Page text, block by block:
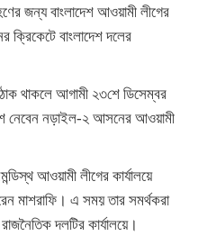
জন্য বাংলাদেশ আওয়ামী লীগের
বাংলাদেশ দলের
থাকলে আগামী ২৩শে ডিসেম্বর
নেবেন নড়াইল-২ আসনের আওয়ামী
আওয়ামী লীগের কার্যালয়ে
মাশরাফি। এ সময় তার সমর্থকরা
দলটির কার্যালয়ে।